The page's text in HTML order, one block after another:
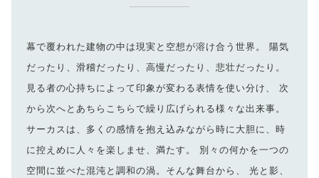
幕で覆われた建物の中は現実と空想が溶け合う世界。 陽気
だったり、滑稽だったり、高慢だったり、悲壮だったり。
見る者の心持ちによって印象が変わる表情を使い分け、 次
から次へとあちらこちらで繰り広げられる様々な出来事。
サーカスは、多くの感情を抱え込みながら時に大胆に、時
に控えめに人々を楽しませ、満たす。 別々の何かを一つの
空間に並べた混沌と調和の渦。そんな舞台から、 光と影、